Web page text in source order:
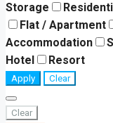
Storage
Flat / Apartment
Accommodation
Hotel
Resort
Apply Clear
Clear